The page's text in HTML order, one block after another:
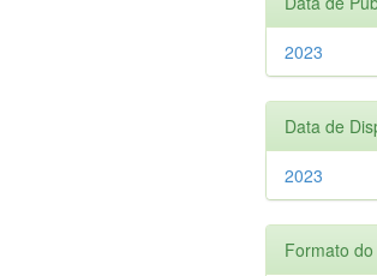
2023
Data de
2023
Formato